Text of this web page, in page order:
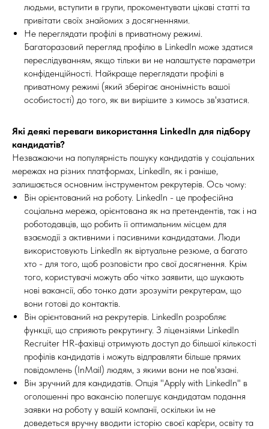
людьми, вступити в групи, прокоментувати цікаві статті та
привітати своїх знайомих з досягненнями.
Не переглядати профілі в приватному режимі.
Багаторазовий перегляд профілю в LinkedIn може здатися
переслідуванням, якщо тільки ви не налаштуєте параметри
конфіденційності. Найкраще переглядати профілі в
приватному режимі (який зберігає анонімність вашої
особистості) до того, як ви вирішите з кимось зв'язатися.
Які деякі переваги використання LinkedIn для підбору
кандидатів?
Незважаючи на популярність пошуку кандидатів у соціальних
мережах на різних платформах, LinkedIn, як і раніше,
залишається основним інструментом рекрутерів. Ось чому:
Він орієнтований на роботу. LinkedIn - це професійна
соціальна мережа, орієнтована як на претендентів, так і на
роботодавців, що робить її оптимальним місцем для
взаємодії з активними і пасивними кандидатами. Люди
використовують LinkedIn як віртуальне резюме, а багато
хто - для того, щоб розповісти про свої досягнення. Крім
того, користувачі можуть або чітко заявити, що шукають
нові вакансії, або тонко дати зрозуміти рекрутерам, що
вони готові до контактів.
Він орієнтований на рекрутерів. LinkedIn розробляє
функції, що сприяють рекрутингу. З ліцензіями LinkedIn
Recruiter HR-фахівці отримують доступ до більшої кількості
профілів кандидатів і можуть відправляти більше прямих
повідомлень (InMail) людям, з якими вони не пов'язані.
Він зручний для кандидатів. Опція "Apply with LinkedIn" в
оголошенні про вакансію полегшує кандидатам подання
заявки на роботу у вашій компанії, оскільки їм не
доведеться вручну вводити історію своєї кар'єри, освіту та